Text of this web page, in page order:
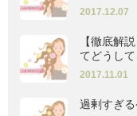
2017.12.07
【徹底解
てどうして
2017.11.01
過剰すぎ